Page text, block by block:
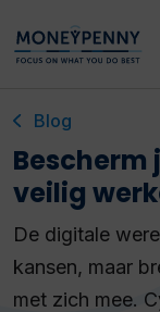
Blog
Bescherm
veilig
De digitale
kansen, maar
met zich mee.